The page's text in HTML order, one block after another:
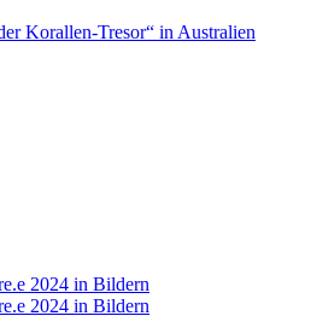
Korallen-Tresor“ in Australien